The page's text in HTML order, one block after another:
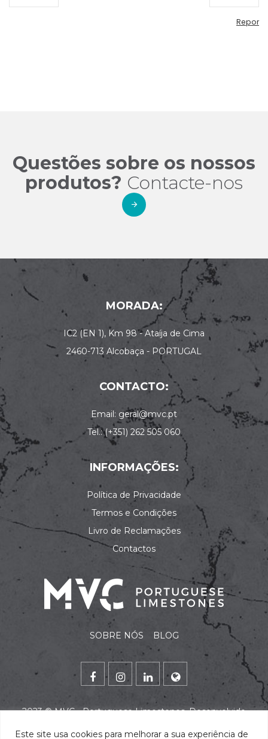
Este site usa cookies para melhorar a sua experiência de
Repor
Questões sobre os nossos
produtos? Contacte-nos
MORADA:
IC2 (EN 1), Km 98 - Ataíja de Cima
2460-713 Alcobaça - PORTUGAL
CONTACTO:
Email: geral@mvc.pt
Tel.: (+351) 262 505 060
INFORMAÇÕES:
Política de Privacidade
Termos e Condições
Livro de Reclamações
Contactos
SOBRE NÓS BLOG
2023 ©MVC - Portuguese Limestones. Desenvolvido